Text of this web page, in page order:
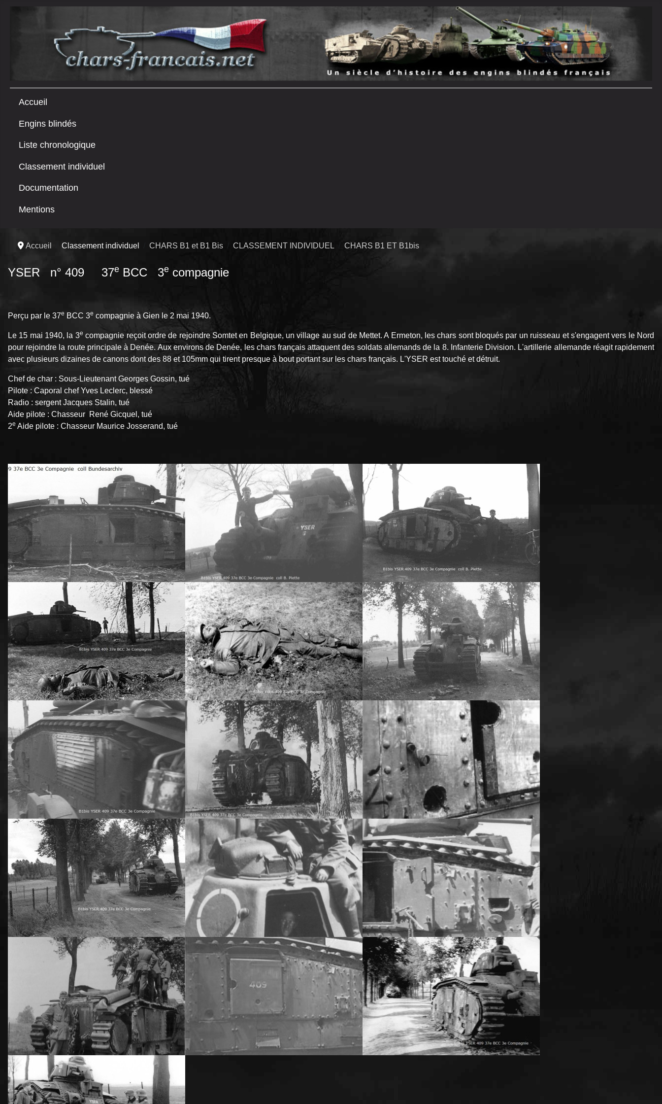
Accueil
Engins blindés
Liste chronologique
Classement individuel
Documentation
Mentions
Accueil Classement individuel CHARS B1 et B1 Bis CLASSEMENT INDIVIDUEL CHARS B1 ET B1bis
YSER n° 409 37e BCC 3e compagnie
Perçu par le 37e BCC 3e compagnie à Gien le 2 mai 1940.
Le 15 mai 1940, la 3e compagnie reçoit ordre de rejoindre Somtet en Belgique, un village au sud de Mettet. A Ermeton, les chars sont bloqués par un ruisseau et s'engagent vers le Nord
pour rejoindre la route principale à Denée. Aux environs de Denée, les chars français attaquent des soldats allemands de la 8. Infanterie Division. L'artillerie allemande réagit rapidement
avec plusieurs dizaines de canons dont des 88 et 105mm qui tirent presque à bout portant sur les chars français. L'YSER est touché et détruit.
Chef de char : Sous-Lieutenant Georges Gossin, tué
Pilote : Caporal chef Yves Leclerc, blessé
Radio : sergent Jacques Stalin, tué
Aide pilote : Chasseur René Gicquel, tué
2e Aide pilote : Chasseur Maurice Josserand, tué